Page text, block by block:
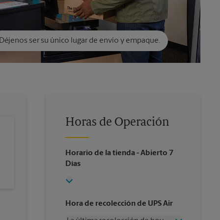
Déjenos ser su único lugar de envío y empaque.
Horas de Operación
Horario de la tienda - Abierto 7
Días
Hora de recolección de UPS Air